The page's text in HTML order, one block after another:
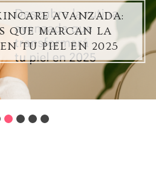
AVANZADA:
QUE MARCAN LA
TU PIEL EN 2025